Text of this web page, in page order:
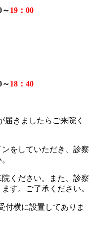
～19：00
～18：40
届きましたらご来院く
をしていただき、診察
ください。また、診察
す。ご了承ください。
付横に設置してありま